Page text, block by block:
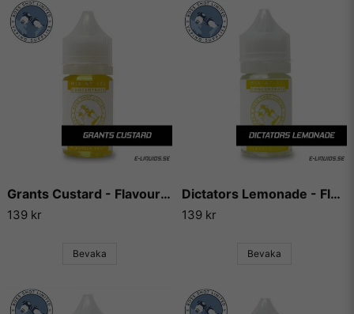
Grants Custard - Flavour Boss
139 kr
Bevaka
Dictators Lemonade - Flavour Boss
139 kr
Bevaka